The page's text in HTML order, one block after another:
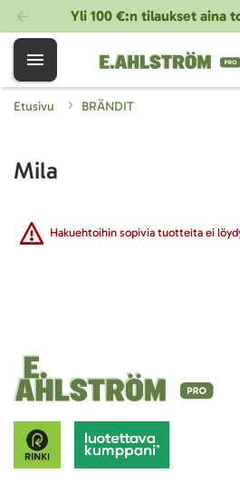
Yli 100 €:n tilaukset aina
Etusivu BRÄNDIT
Mila
Hakuehtoihin sopivia tuotteita ei